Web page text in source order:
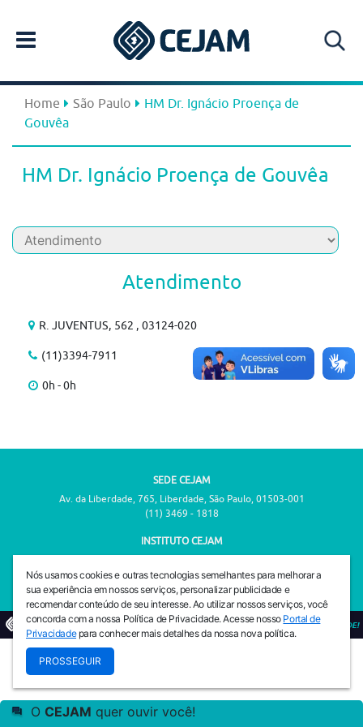
Home São Paulo
HM Dr. Ignácio Proença de
Gouvêa
HM Dr. Ignácio Proença de Gouvêa
Atendimento
R. JUVENTUS, 562 , 03124-020
(11)3394-7911
0h - 0h
SEDE CEJAM
Av. da Liberdade, 765, Liberdade, São Paulo, 01503-001
(11) 3469 - 1818
INSTITUTO CEJAM
(11) 3469 - 1818
© 2026 PREVENIR É VIVER COM QUALIDADE!
Nós usamos cookies e outras tecnologias semelhantes para melhorar a
sua experiência em nossos serviços, personalizar publicidade e
recomendar conteúdo de seu interesse. Ao utilizar nossos serviços, você
concorda com a nossa Política de Privacidade. Acesse nosso Portal de
Privacidadepara conhecer mais detalhes da nossa nova política.
PROSSEGUIR
O CEJAM quer ouvir você!